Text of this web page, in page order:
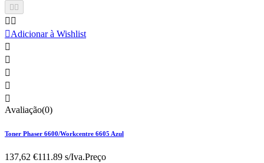
 
 
Adicionar à Wishlist





Avaliação(0)
Toner Phaser 6600/Workcentre 6605 Azul
137,62 €111.89 s/Iva.Preço